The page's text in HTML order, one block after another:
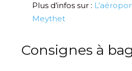
Plus d’infos sur :
Meythet
Consignes à